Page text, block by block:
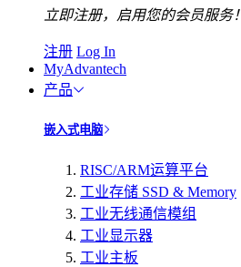
立即注册，启用您的会员服务！
注册 Log In
MyAdvantech
产品
嵌入式电脑
RISC/ARM运算平台
工业存储 SSD & Memory
工业无线通信模组
工业显示器
工业主板